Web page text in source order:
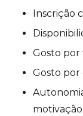
Inscrição
Gosto por
Gosto por
motivação.